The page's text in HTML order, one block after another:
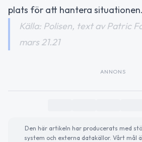
plats för att hantera situationen.
Källa: Polisen, text av Patric
mars 21.21
ANNONS
Den här artikeln har producerats med
system och externa datakällor. Vårt mål